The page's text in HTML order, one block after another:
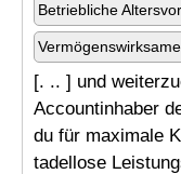
Betriebliche
[. .. ] und
Accountinhaber
du für maximale
tadellose